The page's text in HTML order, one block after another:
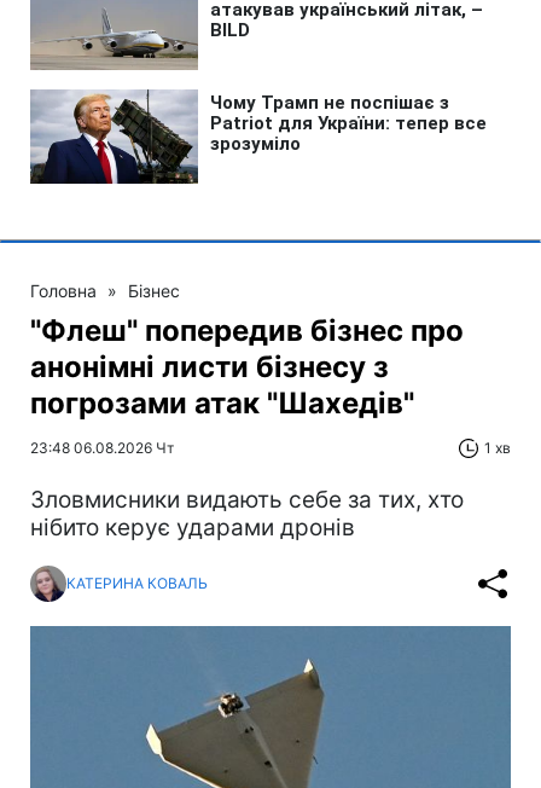
Головна » Бізнес
"Флеш" попередив бізнес про
анонімні листи бізнесу з
погрозами атак "Шахедів"
23:48 06.08.2026 Чт 1 хв
Зловмисники видають себе за тих, хто
нібито керує ударами дронів
КАТЕРИНА КОВАЛЬ